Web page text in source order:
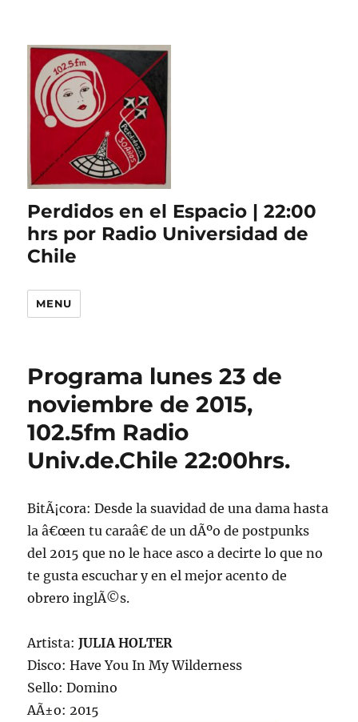
Perdidos en el Espacio | 22:00
hrs por Radio Universidad de
Chile
MENU
Programa lunes 23 de
noviembre de 2015,
102.5fm Radio
Univ.de.Chile 22:00hrs.
BitÃ¡cora: Desde la suavidad de una dama hasta
la â€œen tu caraâ€ de un dÃºo de postpunks
del 2015 que no le hace asco a decirte lo que no
te gusta escuchar y en el mejor acento de
obrero inglÃ©s.
Artista:JULIA HOLTER
Disco: Have You In My Wilderness
Sello: Domino
AÃ±o: 2015